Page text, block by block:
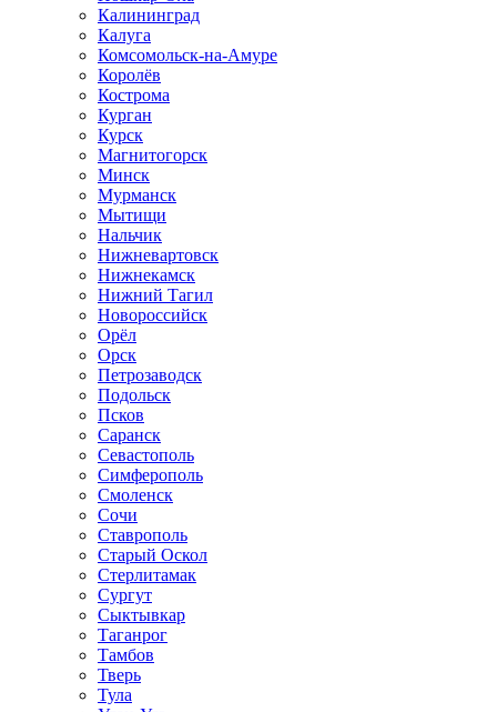
Калининград
Калуга
Комсомольск-на-Амуре
Королёв
Кострома
Курган
Курск
Магнитогорск
Минск
Мурманск
Мытищи
Нальчик
Нижневартовск
Нижнекамск
Нижний Тагил
Новороссийск
Орёл
Орск
Петрозаводск
Подольск
Псков
Саранск
Севастополь
Симферополь
Смоленск
Сочи
Ставрополь
Старый Оскол
Стерлитамак
Сургут
Сыктывкар
Таганрог
Тамбов
Тверь
Тула